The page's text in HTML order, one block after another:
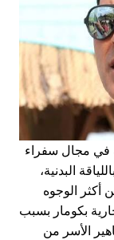
في مجال سفراء
البدنية،
أكثر الوجوه
بكومار بسبب
الأسر من